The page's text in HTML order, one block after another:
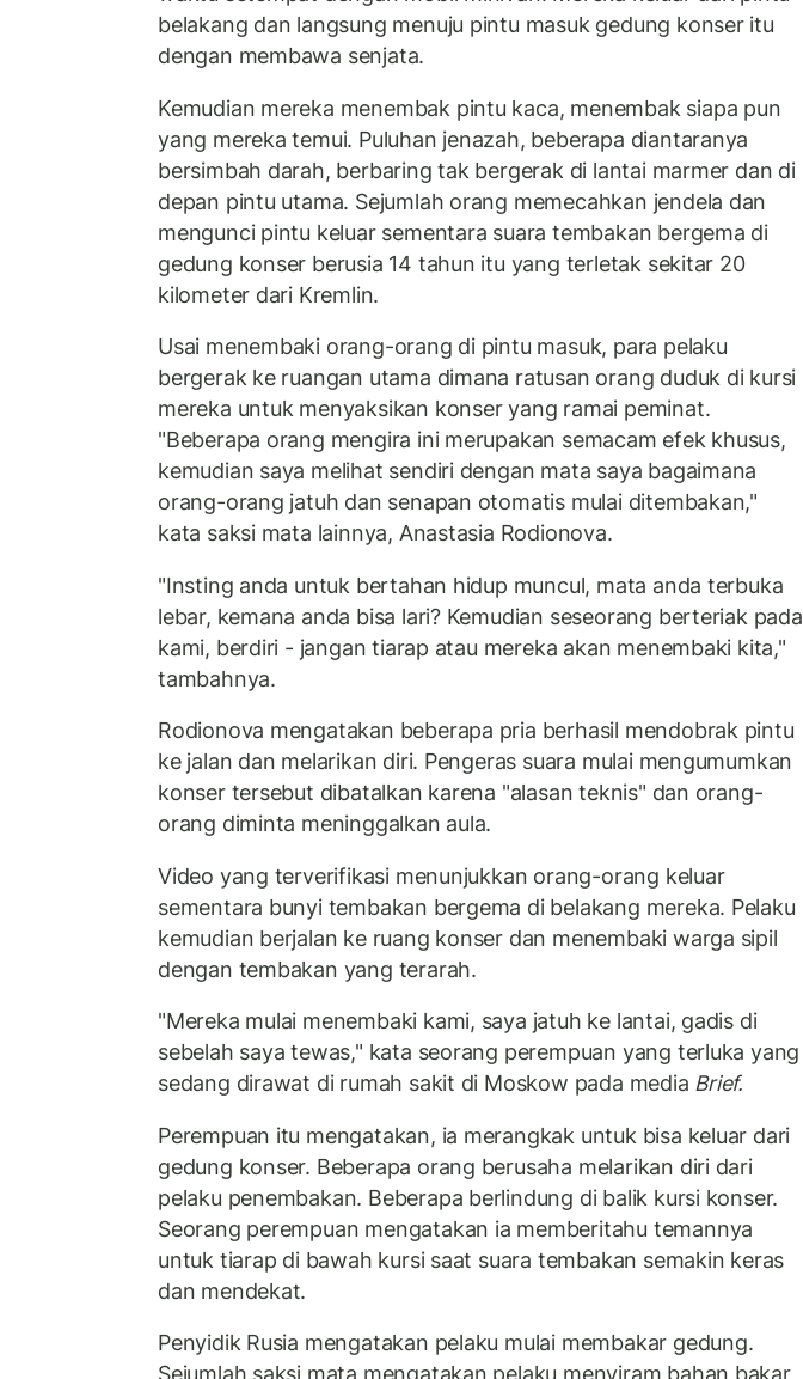
belakang dan langsung menuju pintu masuk gedung konser itu
dengan membawa senjata.
Kemudian mereka menembak pintu kaca, menembak siapa pun
yang mereka temui. Puluhan jenazah, beberapa diantaranya
bersimbah darah, berbaring tak bergerak di lantai marmer dan di
depan pintu utama. Sejumlah orang memecahkan jendela dan
mengunci pintu keluar sementara suara tembakan bergema di
gedung konser berusia 14 tahun itu yang terletak sekitar 20
kilometer dari Kremlin.
Usai menembaki orang-orang di pintu masuk, para pelaku
bergerak ke ruangan utama dimana ratusan orang duduk di kursi
mereka untuk menyaksikan konser yang ramai peminat.
"Beberapa orang mengira ini merupakan semacam efek khusus,
kemudian saya melihat sendiri dengan mata saya bagaimana
orang-orang jatuh dan senapan otomatis mulai ditembakan,"
kata saksi mata lainnya, Anastasia Rodionova.
"Insting anda untuk bertahan hidup muncul, mata anda terbuka
lebar, kemana anda bisa lari? Kemudian seseorang berteriak pada
kami, berdiri - jangan tiarap atau mereka akan menembaki kita,"
tambahnya.
Rodionova mengatakan beberapa pria berhasil mendobrak pintu
ke jalan dan melarikan diri. Pengeras suara mulai mengumumkan
konser tersebut dibatalkan karena "alasan teknis" dan orang-
orang diminta meninggalkan aula.
Video yang terverifikasi menunjukkan orang-orang keluar
sementara bunyi tembakan bergema di belakang mereka. Pelaku
kemudian berjalan ke ruang konser dan menembaki warga sipil
dengan tembakan yang terarah.
"Mereka mulai menembaki kami, saya jatuh ke lantai, gadis di
sebelah saya tewas," kata seorang perempuan yang terluka yang
sedang dirawat di rumah sakit di Moskow pada media Brief.
Perempuan itu mengatakan, ia merangkak untuk bisa keluar dari
gedung konser. Beberapa orang berusaha melarikan diri dari
pelaku penembakan. Beberapa berlindung di balik kursi konser.
Seorang perempuan mengatakan ia memberitahu temannya
untuk tiarap di bawah kursi saat suara tembakan semakin keras
dan mendekat.
Penyidik Rusia mengatakan pelaku mulai membakar gedung.
Sejumlah saksi mata mengatakan pelaku menyiram bahan bakar